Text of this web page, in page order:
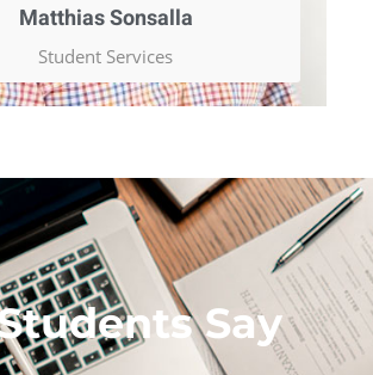
Matthias Sonsalla
Student Services
Say